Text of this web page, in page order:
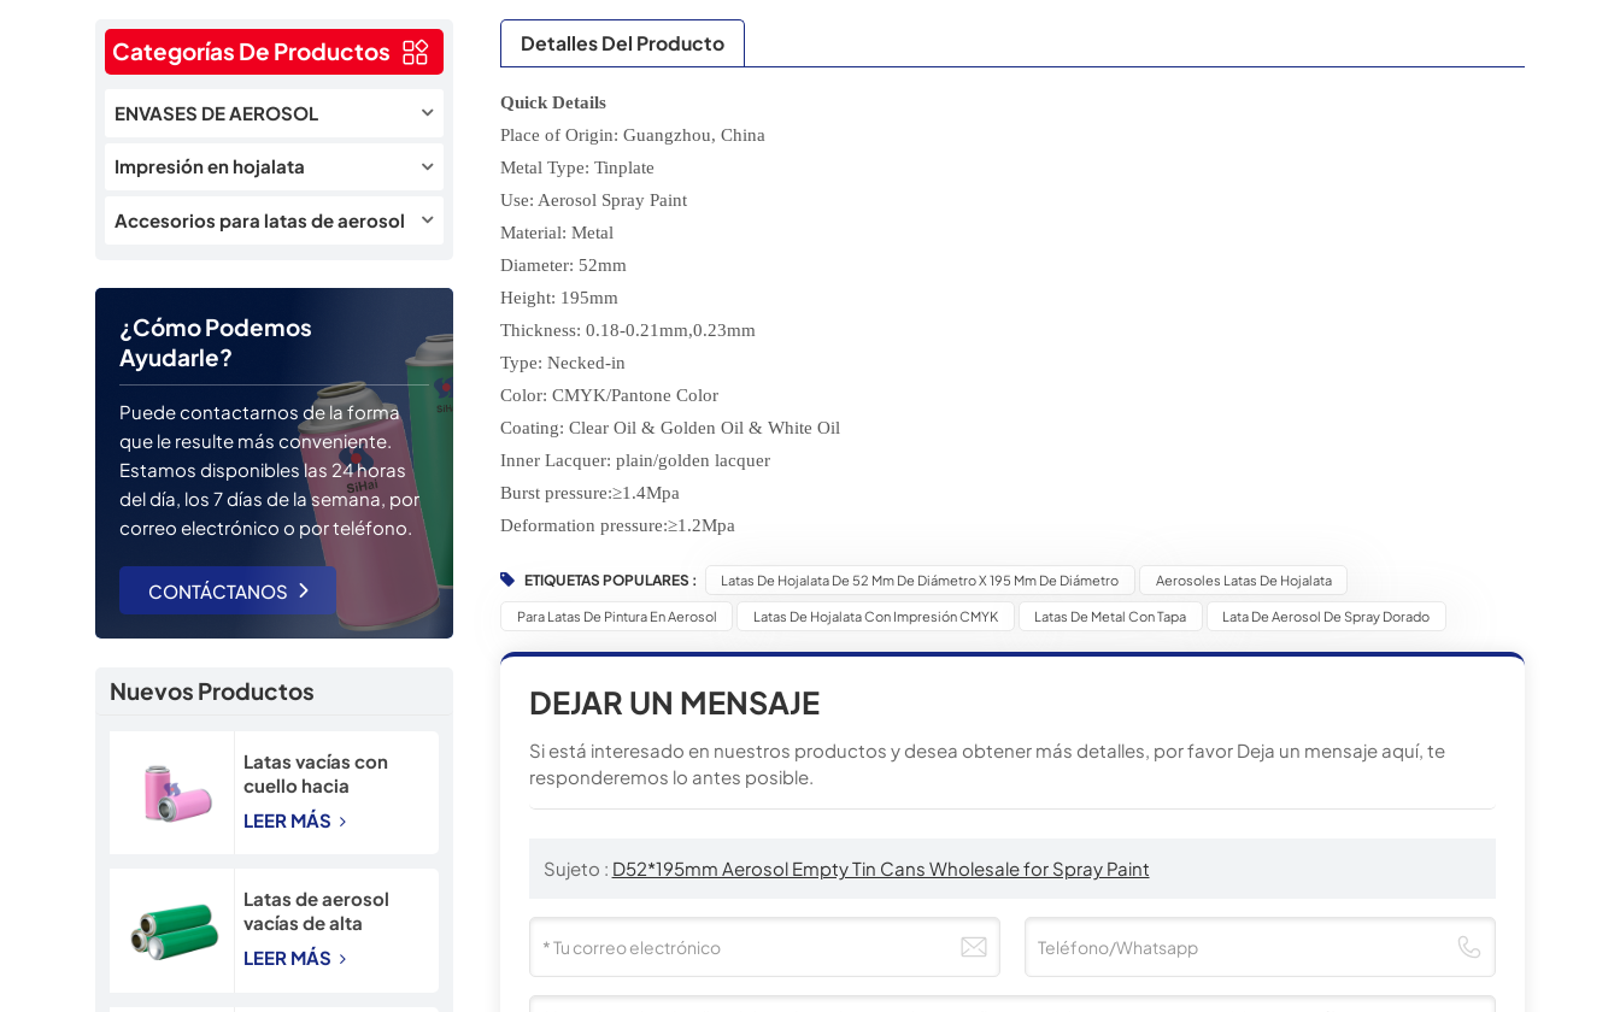
Categorías De Productos
ENVASES DE AEROSOL
Impresión en hojalata
Accesorios para latas de aerosol
¿Cómo Podemos
Ayudarle?
Puede contactarnos de la forma
que le resulte más conveniente.
Estamos disponibles las 24 horas
del día, los 7 días de la semana, por
correo electrónico o por teléfono.
CONTÁCTANOS
Nuevos Productos
Latas vacías con
cuello hacia
adentro, lata
recargable de 45
LEER MÁS
Latas de aerosol
vacías de alta
calidad, de 45*160
mm con cuello
LEER MÁS
Detalles Del Producto
Quick Details
Place of Origin: Guangzhou, China
Metal Type: Tinplate
Use: Aerosol Spray Paint
Material: Metal
Diameter: 52mm
Height: 195mm
Thickness: 0.18-0.21mm,0.23mm
Type: Necked-in
Color: CMYK/Pantone Color
Coating: Clear Oil & Golden Oil & White Oil
Inner Lacquer: plain/golden lacquer
Burst pressure:≥1.4Mpa
Deformation pressure:≥1.2Mpa
ETIQUETAS POPULARES : Latas De Hojalata De 52 Mm De Diámetro X 195 Mm De Diámetro Aerosoles Latas De Hojalata
Para Latas De Pintura En Aerosol Latas De Hojalata Con Impresión CMYK Latas De Metal Con Tapa Lata De Aerosol De Spray Dorado
DEJAR UN MENSAJE
Si está interesado en nuestros productos y desea obtener más detalles, por favor Deja un mensaje aquí, te
responderemos lo antes posible.
Sujeto : D52*195mm Aerosol Empty Tin Cans Wholesale for Spray Paint